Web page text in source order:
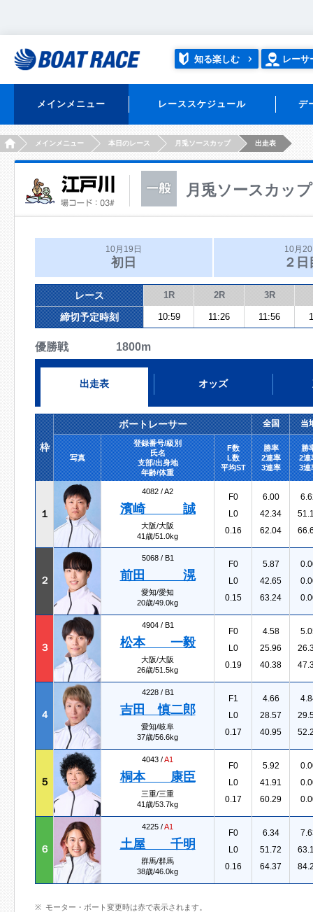
知る楽しむ レーサ
メインメニュー レーススケジュール デ
HOMEメインメニュー 本日のレース 月兎ソースカップ 出走表
月兎ソースカップ
10月19日
初日
10月
２日
レース 1R 2R 3R
締切予定時刻 10:59 11:26 11:56
優勝戦 1800m
出走表 オッズ
枠
ボートレーサー 全国 当
写真
登録番号/級別
氏名
支部/出身地
年齢/体重
F数
L数
平均ST
勝率
2連率
3連率
勝
2連
3連
１
4082 /A2
濱崎 誠
大阪/大阪
41歳/51.0kg
F0
L0
0.16
6.00
42.34
62.04
２
5068 / B1
前田 滉
愛知/愛知
20歳/49.0kg
F0
L0
0.15
5.87
42.65
63.24
３
4904 / B1
松本 一毅
大阪/大阪
26歳/51.5kg
F0
L0
0.19
4.58
25.96
40.38
４
4228 / B1
吉田 慎二郎
愛知/岐阜
37歳/56.6kg
F1
L0
0.17
4.66
28.57
40.95
５
4043 /A1
桐本 康臣
三重/三重
41歳/53.7kg
F0
L0
0.17
5.92
41.91
60.29
６
4225 /A1
土屋 千明
群馬/群馬
38歳/46.0kg
F0
L0
0.16
6.34
51.72
64.37
モーター・ボート変更時は赤で表示されます。